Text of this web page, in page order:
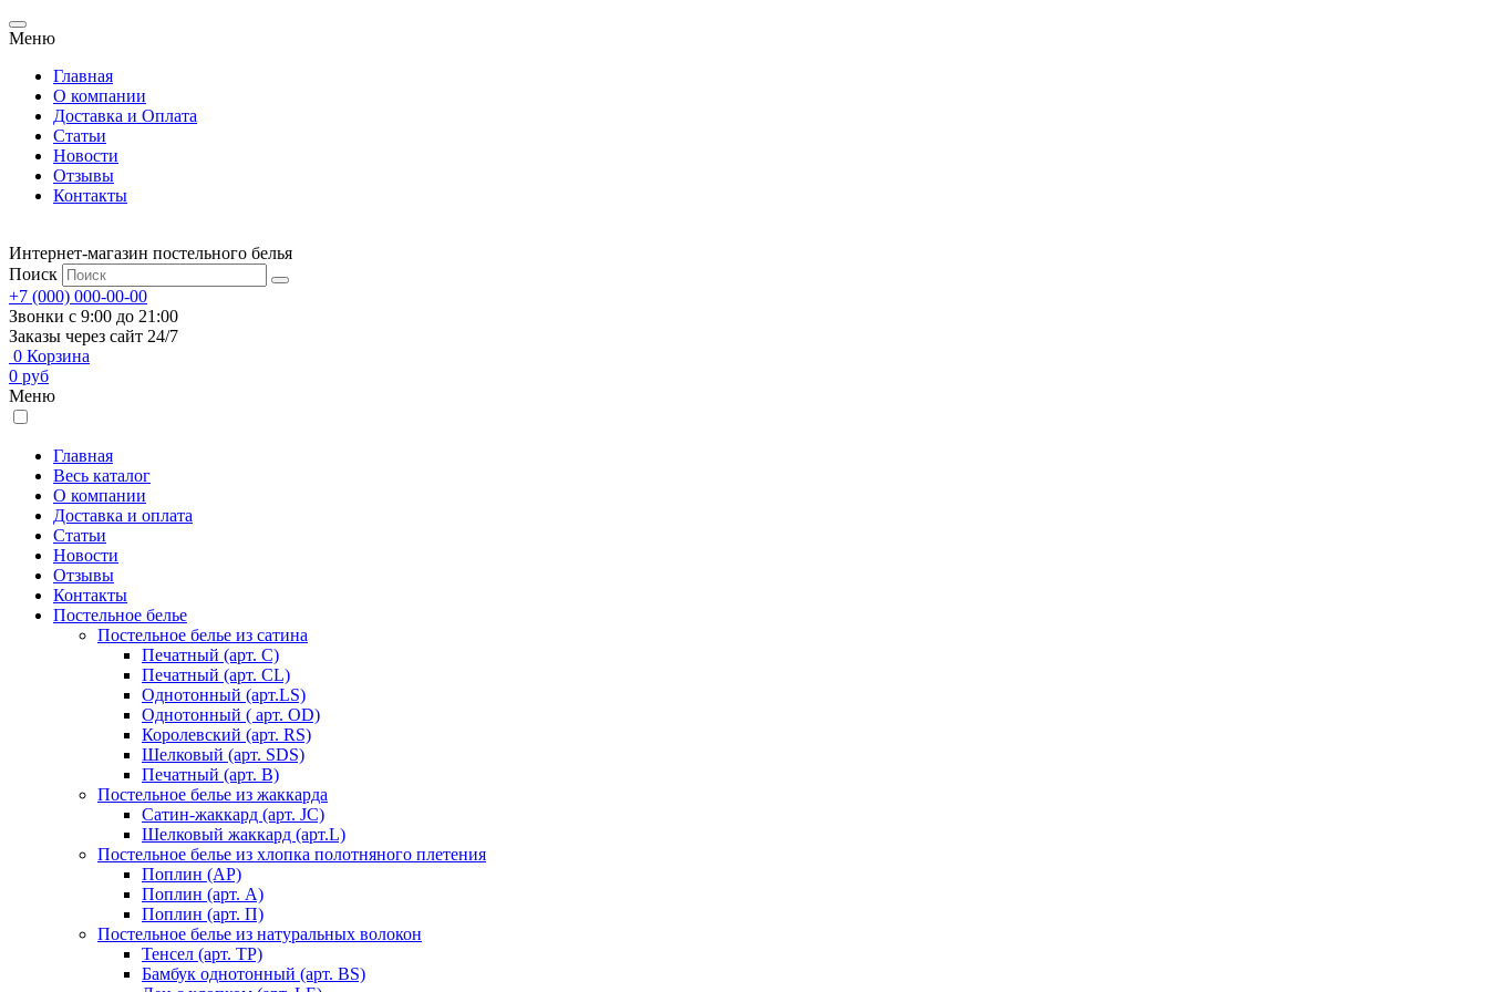
Меню
Главная
О компании
Доставка и Оплата
Статьи
Новости
Отзывы
Контакты
Интернет-магазин постельного белья
Поиск
+7 (000) 000-00-00
Звонки с 9:00 до 21:00
Заказы через сайт 24/7
0 Корзина
0 руб
Меню
Главная
Весь каталог
О компании
Доставка и оплата
Статьи
Новости
Отзывы
Контакты
Постельное белье
Постельное белье из сатина
Печатный (арт. С)
Печатный (арт. СL)
Однотонный (арт.LS)
Однотонный ( арт. OD)
Королевский (арт. RS)
Шелковый (арт. SDS)
Печатный (арт. В)
Постельное белье из жаккарда
Сатин-жаккард (арт. JC)
Шелковый жаккард (арт.L)
Постельное белье из хлопка полотняного плетения
Поплин (AP)
Поплин (арт. А)
Поплин (арт. П)
Постельное белье из натуральных волокон
Тенсел (арт. ТР)
Бамбук однотонный (арт. BS)